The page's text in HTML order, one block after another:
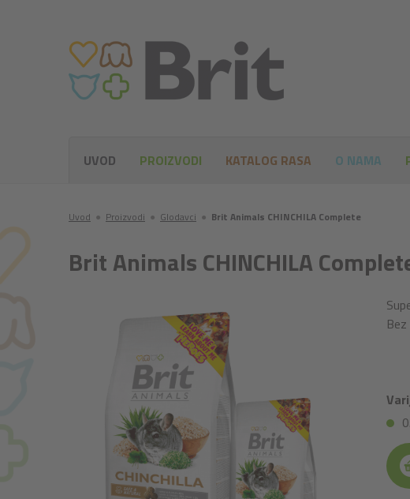
Uvod ● Proizvodi ● Glodavci ● Brit Animals CHINCHILA Complete
Brit Animals CHINCHILA
UVOD PROIZVODI KATALOG RASA O NAMA